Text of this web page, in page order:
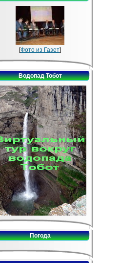
[Фото из Газет]
Водопад Тобот
Погода